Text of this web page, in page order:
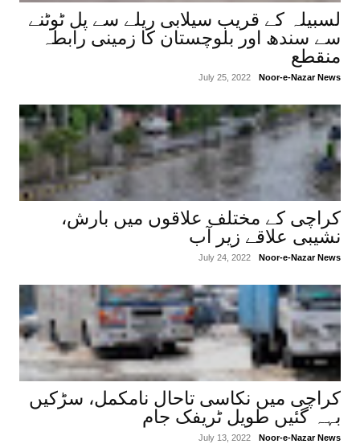
لسبیلہ کے قریب سیلابی ریلے سے پل ٹوٹنے
سے سندھ اور بلوچستان کا زمینی رابطہ
منقطع
Noor-e-Nazar News
July 25, 2022
کراچی کے مختلف علاقوں میں بارش،
نشیبی علاقے زیر آب
Noor-e-Nazar News
July 24, 2022
کراچی میں نکاسی تاحال نامکمل، سڑکیں
بہہ گئیں طویل ٹریفک جام
Noor-e-Nazar News
July 13, 2022